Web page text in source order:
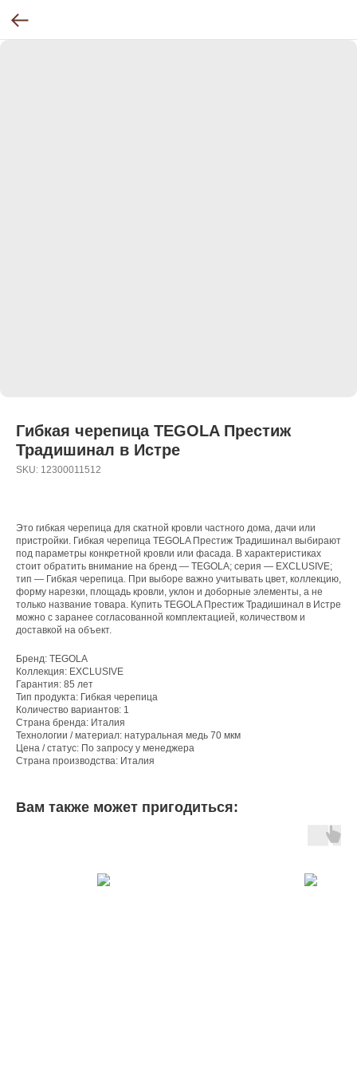
Гибкая черепица TEGOLA Престиж
Традишинал в Истре
SKU: 12300011512
Это гибкая черепица для скатной кровли частного дома, дачи или
пристройки. Гибкая черепица TEGOLA Престиж Традишинал выбирают
под параметры конкретной кровли или фасада. В характеристиках
стоит обратить внимание на бренд — TEGOLA; серия — EXCLUSIVE;
тип — Гибкая черепица. При выборе важно учитывать цвет, коллекцию,
форму нарезки, площадь кровли, уклон и доборные элементы, а не
только название товара. Купить TEGOLA Престиж Традишинал в Истре
можно с заранее согласованной комплектацией, количеством и
доставкой на объект.
Бренд: TEGOLA
Коллекция: EXCLUSIVE
Гарантия: 85 лет
Тип продукта: Гибкая черепица
Количество вариантов: 1
Страна бренда: Италия
Технологии / материал: натуральная медь 70 мкм
Цена / статус: По запросу у менеджера
Страна производства: Италия
Вам также может пригодиться: